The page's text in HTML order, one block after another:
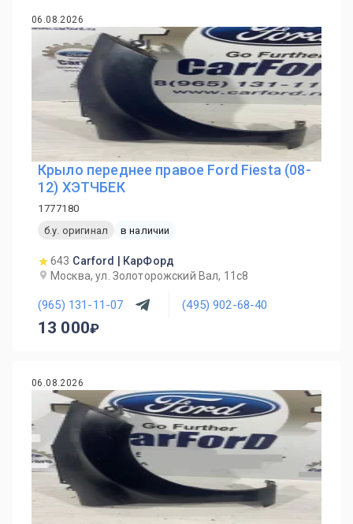
06.08.2026
Крыло переднее правое Ford Fiesta (08-
12) ХЭТЧБЕК
1777180
б.у. оригинал
в наличии
643 Carford | КарФорд
Москва, ул. Золоторожский Вал, 11с8
(965) 131-11-07 (495) 902-68-40
13 000
06.08.2026